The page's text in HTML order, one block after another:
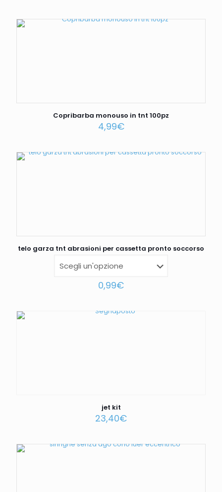
Copribarba monouso in tnt 100pz
4,99€
telo garza tnt abrasioni per cassetta pronto soccorso
0,99€
jet kit
23,40€